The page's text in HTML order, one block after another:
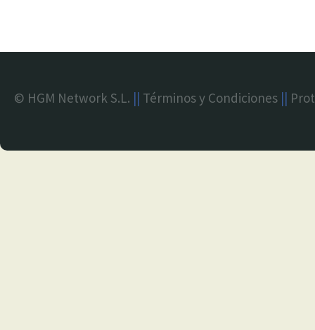
© HGM Network S.L. || Términos y Condiciones ||